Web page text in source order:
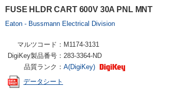
FUSE HLDR CART 600V 30A PNL MNT
Eaton - Bussmann Electrical Division
マルツコード： M1174-3131
DigiKey製品番号： 283-3364-ND
品質ランク： A(DigiKey)
データシート